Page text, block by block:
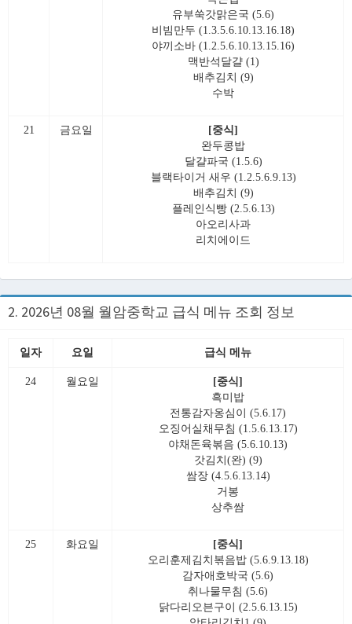
유부쑥갓맑은국 (5.6)
비빔만두 (1.3.5.6.10.13.16.18)
야끼소바 (1.2.5.6.10.13.15.16)
맥반석달걀 (1)
배추김치 (9)
수박
21 금요일
[중식]
완두콩밥
달걀파국 (1.5.6)
블랙타이거 새우 (1.2.5.6.9.13)
배추김치 (9)
플레인식빵 (2.5.6.13)
아오리사과
리치에이드
2. 2026년 08월 월암중학교 급식 메뉴 조회 정보
일자 요일 급식 메뉴
24 월요일
[중식]
흑미밥
전통감자옹심이 (5.6.17)
오징어실채무침 (1.5.6.13.17)
야채돈육볶음 (5.6.10.13)
갓김치(완) (9)
쌈장 (4.5.6.13.14)
거봉
상추쌈
25 화요일
[중식]
오리훈제김치볶음밥 (5.6.9.13.18)
감자애호박국 (5.6)
취나물무침 (5.6)
닭다리오븐구이 (2.5.6.13.15)